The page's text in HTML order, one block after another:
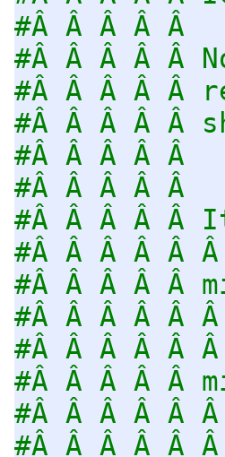
#Â Â Â Â Â
#Â Â Â Â Â
#Â Â Â Â Â
#Â Â Â Â Â
#Â Â Â Â Â
#Â Â Â Â Â
#Â Â Â Â Â
#Â Â Â Â Â
#Â Â Â Â Â
#Â Â Â Â Â
#Â Â Â Â Â
#Â Â Â Â Â
#Â Â Â Â Â
#Â Â Â Â Â